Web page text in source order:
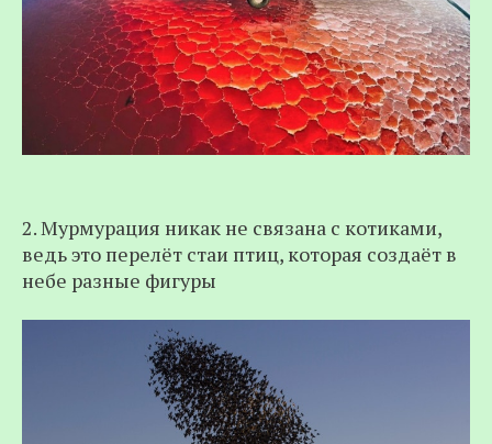
2. Мурмурация никак не связана с котиками,
ведь это перелёт стаи птиц, которая создаёт в
небе разные фигуры